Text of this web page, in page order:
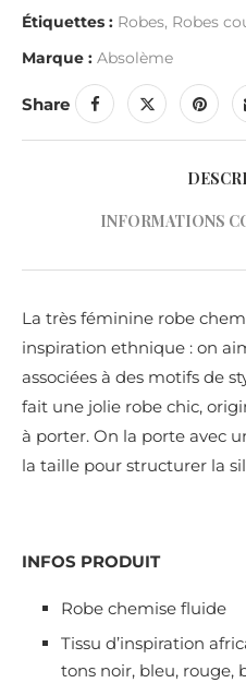
Étiquettes : Robes, Robes
Marque : Absolème
Share
INFORMATIONS
La très féminine robe
inspiration ethnique : on
associées à des motifs de
fait une jolie robe chic,
à porter. On la porte avec
la taille pour structurer la
INFOS PRODUIT
Robe chemise fluide
Tissu d’inspiration
tons noir, bleu, rouge,